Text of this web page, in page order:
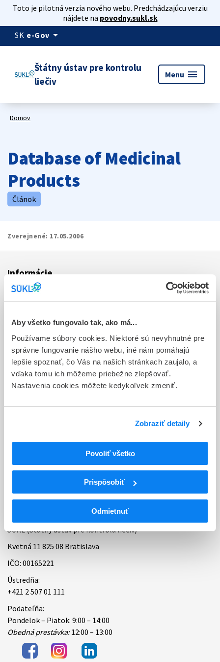
Aby všetko fungovalo tak, ako má...
Používame súbory cookies. Niektoré sú nevyhnutné pre
správne fungovanie nášho webu, iné nám pomáhajú
lepšie spoznať, čo Vás na našich stránkach zaujalo, a
vďaka tomu ich môžeme priebežne zlepšovať.
Nastavenia cookies môžete kedykoľvek zmeniť.
Zobraziť detaily
Povoliť všetko
Prispôsobiť
Odmietnuť
Toto je pilotná verzia nového webu. Predchádzajúcu verziu
nájdete na povodny.sukl.sk
SK e-Gov arrow_drop_down
Štátny ústav pre kontrolu
liečiv
Menu menu
Domov
Database of Medicinal
Products
Článok
Zverejnené: 17.05.2006
Informácie
Aktuality
Dotazník spokojnosti zákazníka
Sťažnosti a petície
Poskytovanie informácií
Ochrana osobných údajov
Úradné hodiny
Kontakt
ŠÚKL (Štátny ústav pre kontrolu liečiv)
Kvetná 11 825 08 Bratislava
IČO: 00165221
Ústredňa:
+421 2 507 01 111
Podateľňa:
Pondelok – Piatok: 9:00 – 14:00
Obedná prestávka:12:00 – 13:00